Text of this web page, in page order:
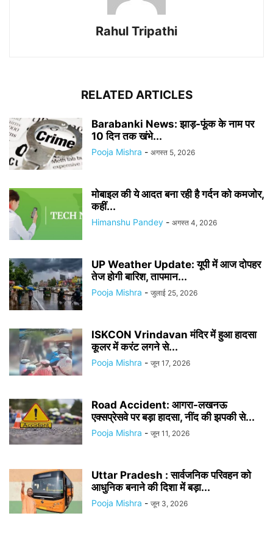
Rahul Tripathi
RELATED ARTICLES
Barabanki News: झाड़-फूंक के नाम पर
10 दिन तक खंभे...
Pooja Mishra - अगस्त 5, 2026
मोबाइल की ये आदत बना रही है गर्दन को कमजोर,
कहीं...
Himanshu Pandey - अगस्त 4, 2026
UP Weather Update: यूपी में आज दोपहर
तेज होगी बारिश, तापमान...
Pooja Mishra - जुलाई 25, 2026
ISKCON Vrindavan मंदिर में हुआ हादसा
कूलर में करंट लगने से...
Pooja Mishra - जून 17, 2026
Road Accident: आगरा-लखनऊ
एक्सप्रेसवे पर बड़ा हादसा, नींद की झपकी से...
Pooja Mishra - जून 11, 2026
Uttar Pradesh : सार्वजनिक परिवहन को
आधुनिक बनाने की दिशा में बड़ा...
Pooja Mishra - जून 3, 2026